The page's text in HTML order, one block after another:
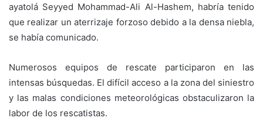
ayatolá Seyyed Mohammad-Ali Al-Hashem, habría tenido
que realizar un aterrizaje forzoso debido a la densa niebla,
se había comunicado.
Numerosos equipos de rescate participaron en las
intensas búsquedas. El difícil acceso a la zona del siniestro
y las malas condiciones meteorológicas obstaculizaron la
labor de los rescatistas.